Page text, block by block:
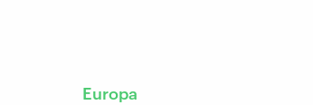
Europa